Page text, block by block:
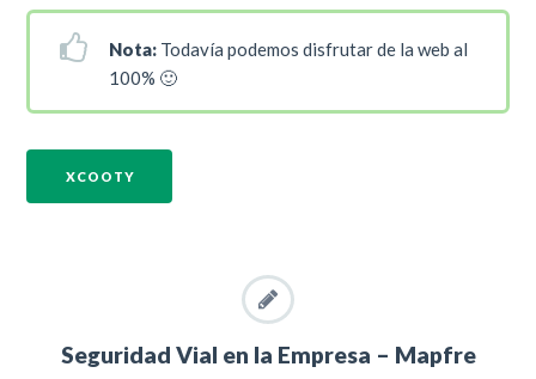
Nota: Todavía podemos disfrutar de la web al
100% 🙂
XCOOTY
Seguridad Vial en la Empresa – Mapfre